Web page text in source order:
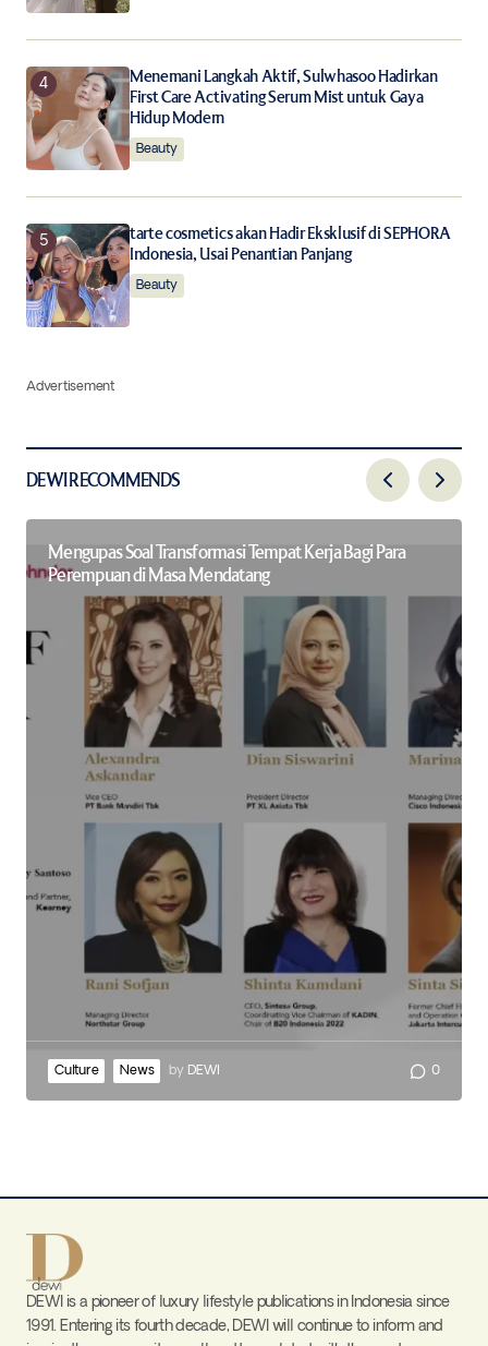
Menemani Langkah Aktif, Sulwhasoo Hadirkan
First Care Activating Serum Mist untuk Gaya
Hidup Modern
Beauty
tarte cosmetics akan Hadir Eksklusif di SEPHORA
Indonesia, Usai Penantian Panjang
Beauty
Advertisement
DEWI RECOMMENDS
Mengupas Soal Transformasi Tempat Kerja Bagi Para
Perempuan di Masa Mendatang
Culture News by DEWI 0
DEWI is a pioneer of luxury lifestyle publications in Indonesia since
1991. Entering its fourth decade, DEWI will continue to inform and